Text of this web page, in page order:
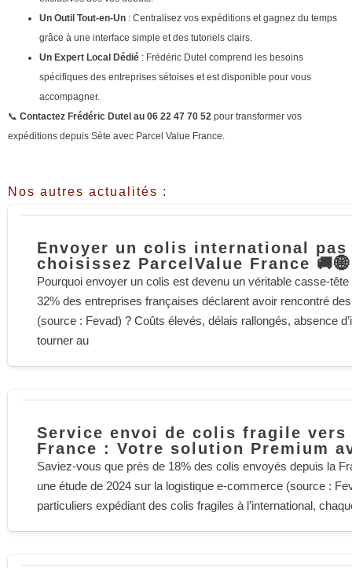
Un Outil Tout-en-Un : Centralisez vos expéditions et gagnez du temps
grâce à une interface simple et des tutoriels clairs.
Un Expert Local Dédié : Frédéric Dutel comprend les besoins
spécifiques des entreprises sétoises et est disponible pour vous
accompagner.
📞 Contactez Frédéric Dutel au 06 22 47 70 52 pour transformer vos
expéditions depuis Sète avec Parcel Value France.
Nos autres actualités :
Envoyer un colis international
choisissez ParcelValue France 🚚🌐
Pourquoi envoyer un colis est devenu un véritable casse-
32% des entreprises françaises déclarent avoir rencontré
(source : Fevad) ? Coûts élevés, délais rallongés, absence
tourner au
Service envoi de colis fragile
France : Votre solution Premium
Saviez-vous que près de 18% des colis envoyés depuis la
une étude de 2024 sur la logistique e-commerce (source :
particuliers expédiant des colis fragiles à l’international,